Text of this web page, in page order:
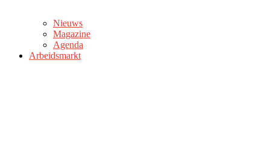
Nieuws
Magazine
Agenda
Arbeidsmarkt